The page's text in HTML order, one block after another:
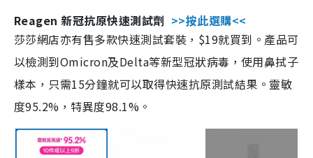
Reagen 新冠抗原快速測試劑 >>按此選購<<
莎莎網店亦有售多款快速測試套裝，$19就買到。產品可
以檢測到Omicron及Delta等新型冠狀病毒，使用鼻拭子
樣本，只需15分鐘就可以取得快速抗原測試結果。靈敏
度95.2%，特異度98.1%。